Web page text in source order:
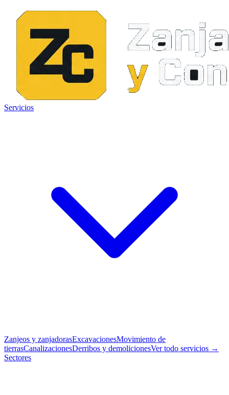
Servicios
Zanjeos y zanjadorasExcavacionesMovimiento de
tierrasCanalizacionesDerribos y demolicionesVer todo servicios →
Sectores